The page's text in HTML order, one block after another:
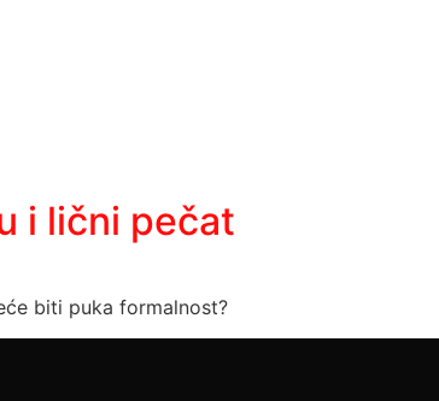
i lični pečat
biti puka formalnost?